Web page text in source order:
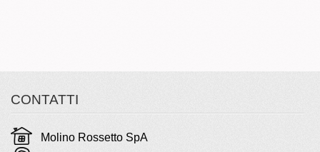
CONTATTI
Molino Rossetto SpA